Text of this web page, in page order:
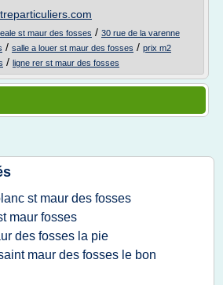
st maur des fosses / 30 rue de la varenne
/ salle a louer st maur des fosses / prix m2
/ ligne rer st maur des fosses
st maur des fosses
maur fosses
des fosses la pie
maur des fosses le bon